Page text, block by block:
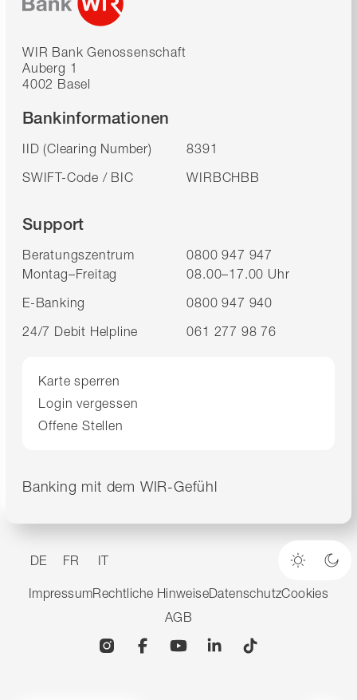
WIR Bank Genossenschaft
Auberg 1
4002 Basel
Bankinformationen
IID (Clearing Number)
8391
SWIFT-Code / BIC
WIRBCHBB
Support
Beratungszentrum
0800 947 947
Montag–Freitag
08.00–17.00 Uhr
E-Banking
0800 947 940
24/7 Debit Helpline
061 277 98 76
Karte sperren
Login vergessen
Offene Stellen
Banking mit dem WIR-Gefühl
DE FR IT
Heller
ImpressumRechtliche HinweiseDatenschutzCookies
AGB
InstagramFacebookYouTubeLinkedin